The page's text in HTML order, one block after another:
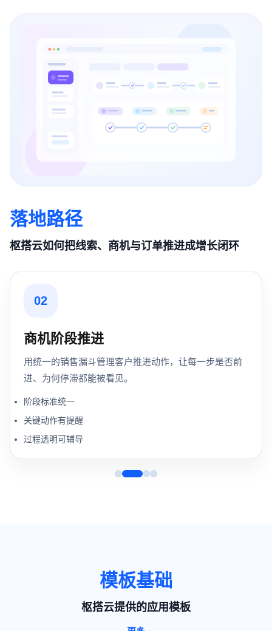
落地路径
枢搭云如何把线索、商机与订单推进成增长闭环
02
商机阶段推进
用统一的销售漏斗管理客户推进动作，让每一步是否前
进、为何停滞都能被看见。
阶段标准统一
关键动作有提醒
过程透明可辅导
模板基础
枢搭云提供的应用模板